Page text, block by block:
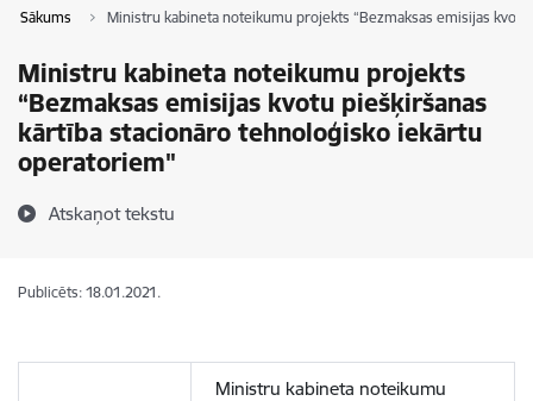
Sākums Ministru kabineta noteikumu projekts “Bezmaksas emisijas
Ministru kabineta noteikumu projekts
“Bezmaksas emisijas kvotu piešķiršanas
kārtība stacionāro tehnoloģisko iekārtu
operatoriem"
Atskaņot tekstu
Publicēts: 18.01.2021.
Ministru kabineta noteikumu